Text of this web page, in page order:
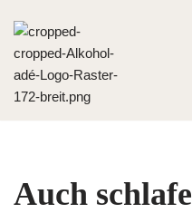
Zum
Inhalt
springen
Auch